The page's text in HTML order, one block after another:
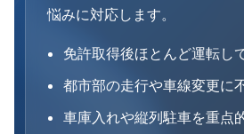
悩みに対応します。
免許取得後ほとんど運転し
都市部の走行や車線変更に
車庫入れや縦列駐車を重点